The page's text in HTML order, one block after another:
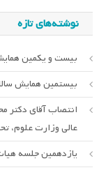
نوشته‌های تازه
بیست و یکمین
بیستمین همایش
انتصاب آقای دکتر
عالی وزارت علوم،
یازدهمین جلسه